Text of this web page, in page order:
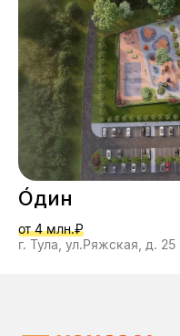
О́дин
от 4 млн.₽
г. Тула, ул.Ряжская, д. 25